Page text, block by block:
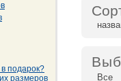
подарок?
размеров
Все